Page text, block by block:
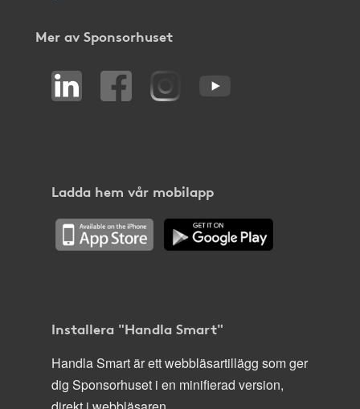
Mer av Sponsorhuset
Ladda hem vår mobilapp
Installera "Handla Smart"
Handla Smart är ett webbläsartillägg som ger
dig Sponsorhuset i en minifierad version,